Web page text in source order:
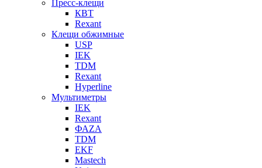
Пресс-клещи
КВТ
Rexant
Клещи обжимные
USP
IEK
TDM
Rexant
Hyperline
Мультиметры
IEK
Rexant
ФАZА
TDM
EKF
Mastech